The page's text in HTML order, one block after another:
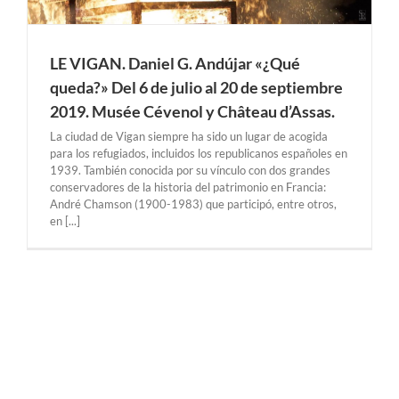
LE VIGAN. Daniel G. Andújar «¿Qué
queda?» Del 6 de julio al 20 de septiembre
2019. Musée Cévenol y Château d’Assas.
La ciudad de Vigan siempre ha sido un lugar de acogida
para los refugiados, incluidos los republicanos españoles en
1939. También conocida por su vínculo con dos grandes
conservadores de la historia del patrimonio en Francia:
André Chamson (1900-1983) que participó, entre otros,
en [...]